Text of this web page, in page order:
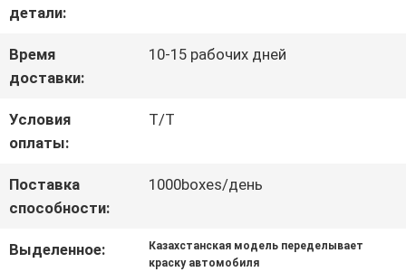
ОТПРАВИТЬ
ЗАПРОС
КАРТА
САЙТА
детали:
Время
доставки:
10-15 рабочих дней
Условия
оплаты:
T/T
Поставка
способности:
1000boxes/день
Выделенное:
Казахстанская модель переделывает
краску автомобиля